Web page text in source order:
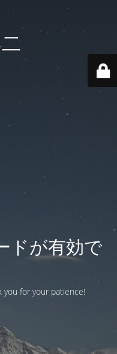
ドが有効で
you for your patience!